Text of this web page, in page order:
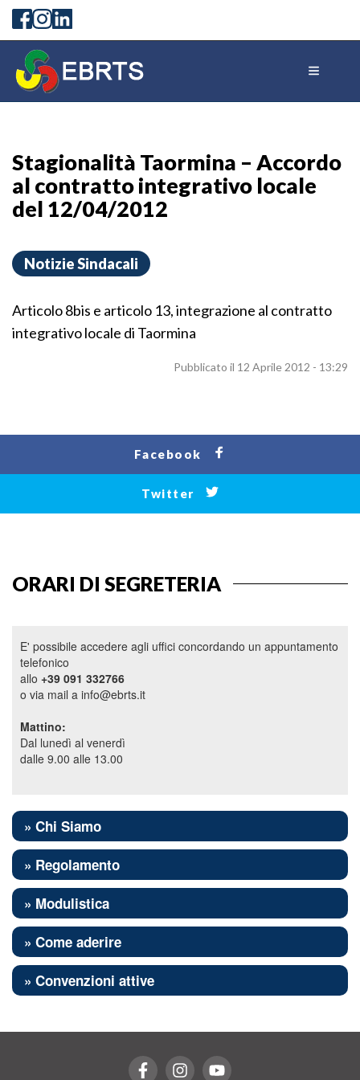
Stagionalità Taormina – Accordo
al contratto integrativo locale
del 12/04/2012
Notizie Sindacali
Articolo 8bis e articolo 13, integrazione al contratto
integrativo locale di Taormina
Pubblicato il 12 Aprile 2012 - 13:29
Facebook
Twitter
ORARI DI SEGRETERIA
E' possibile accedere agli uffici concordando un appuntamento
telefonico
allo +39 091 332766
o via mail a info@ebrts.it
Mattino:
Dal lunedì al venerdì
dalle 9.00 alle 13.00
» Chi Siamo
» Regolamento
» Modulistica
» Come aderire
» Convenzioni attive